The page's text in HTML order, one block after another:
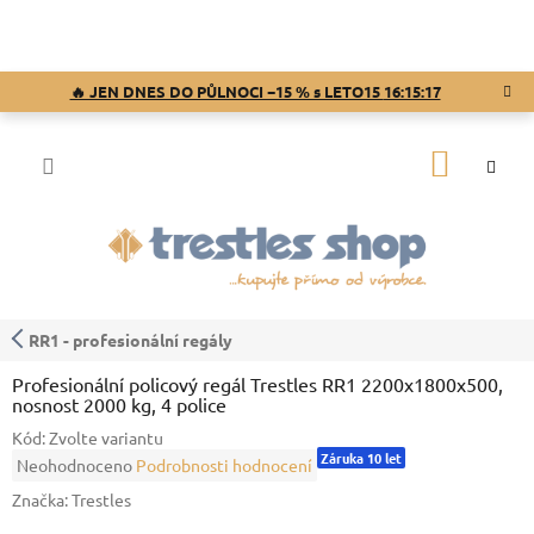
🔥 JEN DNES DO PŮLNOCI −15 % s LETO15 16:15:16
RR1 - profesionální regály
Profesionální policový regál Trestles RR1 2200x1800x500,
nosnost 2000 kg, 4 police
Kód:Zvolte variantu
Průměrné
produktu
Neohodnoceno Podrobnosti hodnocení Záruka 10 let
Značka:Trestles